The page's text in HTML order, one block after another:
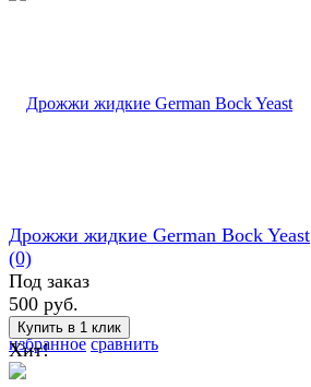
избранное сравнить
Дрожжи жидкие German Bock Yeast
(0)
Под заказ
500 руб.
Хит!